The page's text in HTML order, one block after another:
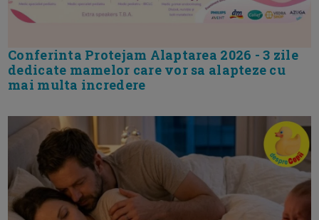
Conferinta Protejam Alaptarea 2026 - 3 zile
dedicate mamelor care vor sa alapteze cu
mai multa incredere